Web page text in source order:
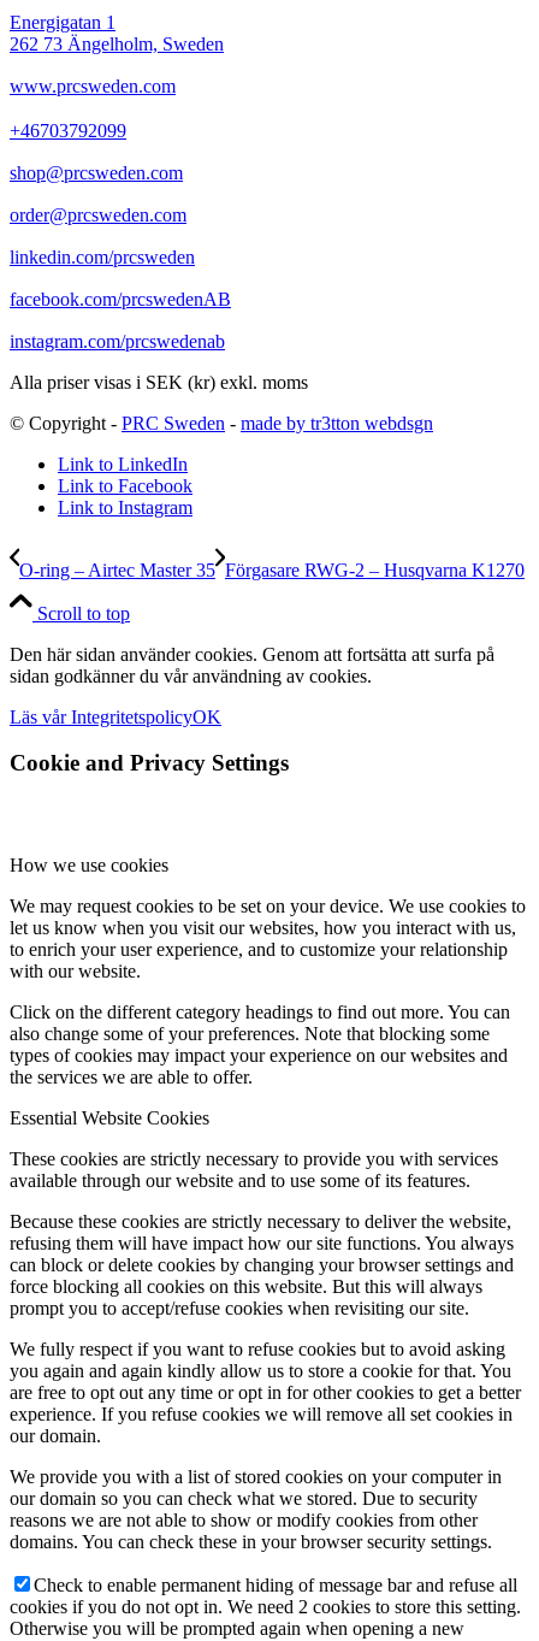
Energigatan 1
262 73 Ängelholm, Sweden
www.prcsweden.com
+46703792099
shop@prcsweden.com
order@prcsweden.com
linkedin.com/prcsweden
facebook.com/prcswedenAB
instagram.com/prcswedenab
Alla priser visas i SEK (kr) exkl. moms
© Copyright - PRC Sweden - made by tr3tton webdsgn
Link to LinkedIn
Link to Facebook
Link to Instagram
O-ring – Airtec Master 35 Förgasare RWG-2 – Husqvarna K1270
Scroll to top
Den här sidan använder cookies. Genom att fortsätta att surfa på
sidan godkänner du vår användning av cookies.
Läs vår IntegritetspolicyOK
Cookie and Privacy Settings
How we use cookies
We may request cookies to be set on your device. We use cookies to
let us know when you visit our websites, how you interact with us,
to enrich your user experience, and to customize your relationship
with our website.
Click on the different category headings to find out more. You can
also change some of your preferences. Note that blocking some
types of cookies may impact your experience on our websites and
the services we are able to offer.
Essential Website Cookies
These cookies are strictly necessary to provide you with services
available through our website and to use some of its features.
Because these cookies are strictly necessary to deliver the website,
refusing them will have impact how our site functions. You always
can block or delete cookies by changing your browser settings and
force blocking all cookies on this website. But this will always
prompt you to accept/refuse cookies when revisiting our site.
We fully respect if you want to refuse cookies but to avoid asking
you again and again kindly allow us to store a cookie for that. You
are free to opt out any time or opt in for other cookies to get a better
experience. If you refuse cookies we will remove all set cookies in
our domain.
We provide you with a list of stored cookies on your computer in
our domain so you can check what we stored. Due to security
reasons we are not able to show or modify cookies from other
domains. You can check these in your browser security settings.
Check to enable permanent hiding of message bar and refuse all
cookies if you do not opt in. We need 2 cookies to store this setting.
Otherwise you will be prompted again when opening a new